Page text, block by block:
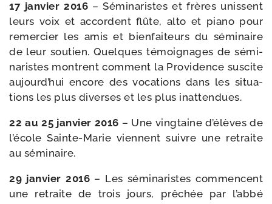
17 jan­vier 2016 – Séminaristes et frères unissent
leurs voix et accordent flûte, alto et pia­no pour
remer­cier les amis et bien­fai­teurs du sémi­naire
de leur sou­tien. Quelques témoi­gnages de sémi­
na­ristes montrent com­ment la Providence sus­cite
aujourd’­hui encore des voca­tions dans les situa­
tions les plus diverses et les plus inattendues.
22 au 25 jan­vier 2016 – Une ving­taine d’é­lèves de
l’é­cole Sainte-​Marie viennent suivre une retraite
au séminaire.
29 jan­vier 2016 – Les sémi­na­ristes com­mencent
une retraite de trois jours, prê­chée par l’ab­bé